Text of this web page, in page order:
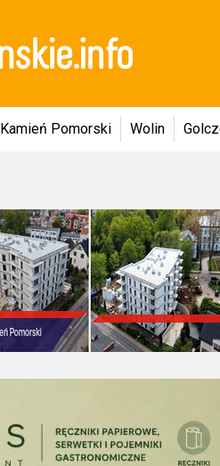
Kamień Pomorski Wolin